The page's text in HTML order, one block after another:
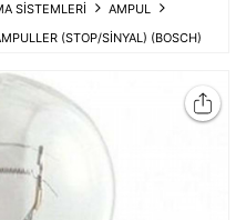
SİSTEMLERİ
AMPUL
(STOP/SİNYAL) (BOSCH)